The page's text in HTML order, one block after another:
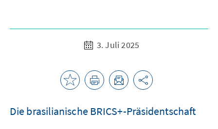
3. Juli 2025
Die brasilianische BRICS+-Präsidentschaft